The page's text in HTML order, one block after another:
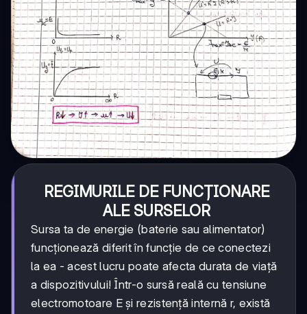
REGIMURILE DE FUNCȚIONARE
ALE SURSELOR
Sursa ta de energie (baterie sau alimentator)
funcționează diferit în funcție de ce conectezi
la ea - acest lucru poate afecta durata de viață
a dispozitivului! Într-o sursă reală cu tensiune
electromotoare E și rezistență internă r, există